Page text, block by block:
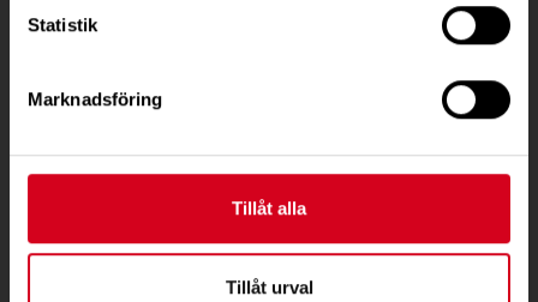
Statistik
Marknadsföring
Tillåt alla
Tillåt urval
KONTAKT
Ågatan 12 C, 172 62 Sundbyberg
Box 4086